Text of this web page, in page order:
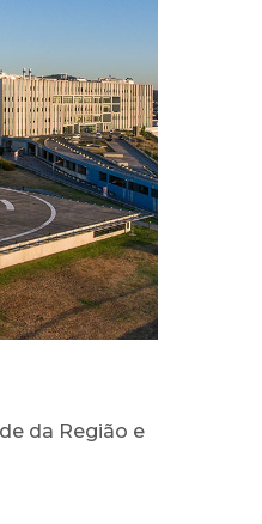
da Região e